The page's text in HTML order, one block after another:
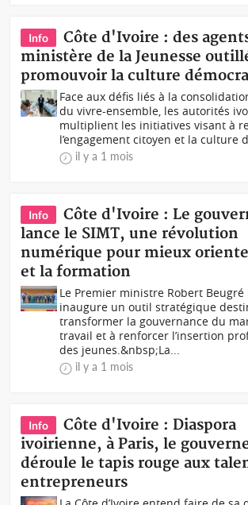
Info
Côte d'Ivoire : des
ministère de la Jeunesse
promouvoir la culture
Face aux défis liés à la
du vivre-ensemble, les autorités
multiplient les initiatives visant à
l’engagement citoyen et la culture
il y a 1 mois
Info
Côte d'Ivoire : Le
lance le SIMT, une révolution
numérique pour mieux
et la formation
Le Premier ministre Robert Beugré
inaugure un outil stratégique
transformer la gouvernance du
travail et à renforcer l’insertion
des jeunes.&nbsp;La...
il y a 1 mois
Info
Côte d'Ivoire : Diaspora
ivoirienne, à Paris, le
déroule le tapis rouge aux
entrepreneurs